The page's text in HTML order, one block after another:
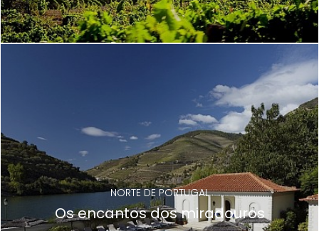
NORTE DE PORTUGAL
Os encantos dos miradouros